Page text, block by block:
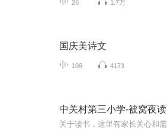
26 1.7万
国庆美诗文
108 4173
中关村第三小学-被窝夜读